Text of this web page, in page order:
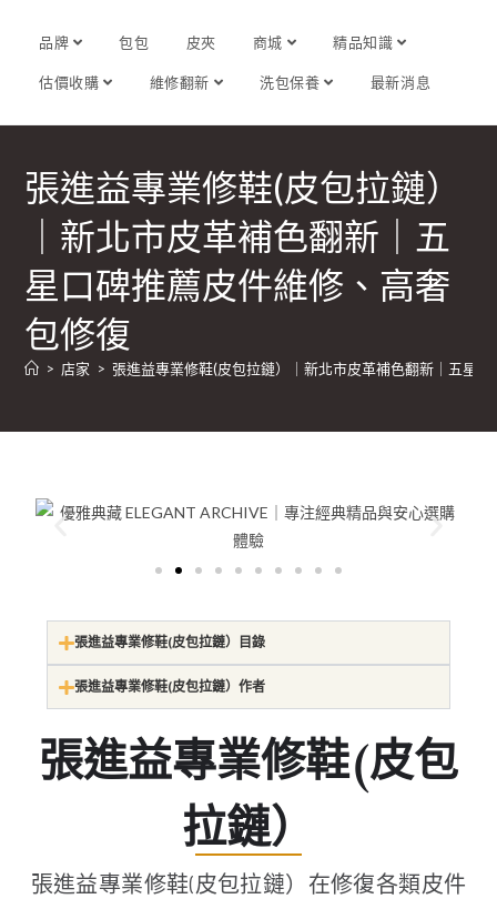
品牌 包包 皮夾 商城 精品知識
估價收購 維修翻新 洗包保養 最新消息
張進益專業修鞋(皮包拉鏈）
｜新北市皮革補色翻新｜五
星口碑推薦皮件維修、高奢
包修復
> 店家 > 張進益專業修鞋(皮包拉鏈）｜新北市皮革補色翻新｜五星
張進益專業修鞋(皮包拉鏈）目錄
張進益專業修鞋(皮包拉鏈）作者
張進益專業修鞋(皮包
拉鏈）
張進益專業修鞋(皮包拉鏈）在修復各類皮件